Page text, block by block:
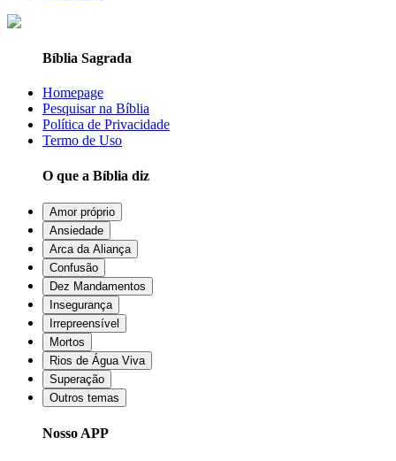
Bíblia Sagrada
Homepage
Pesquisar na Bíblia
Política de Privacidade
Termo de Uso
O que a Bíblia diz
Amor próprio
Ansiedade
Arca da Aliança
Confusão
Dez Mandamentos
Insegurança
Irrepreensível
Mortos
Rios de Água Viva
Superação
Outros temas
Nosso APP